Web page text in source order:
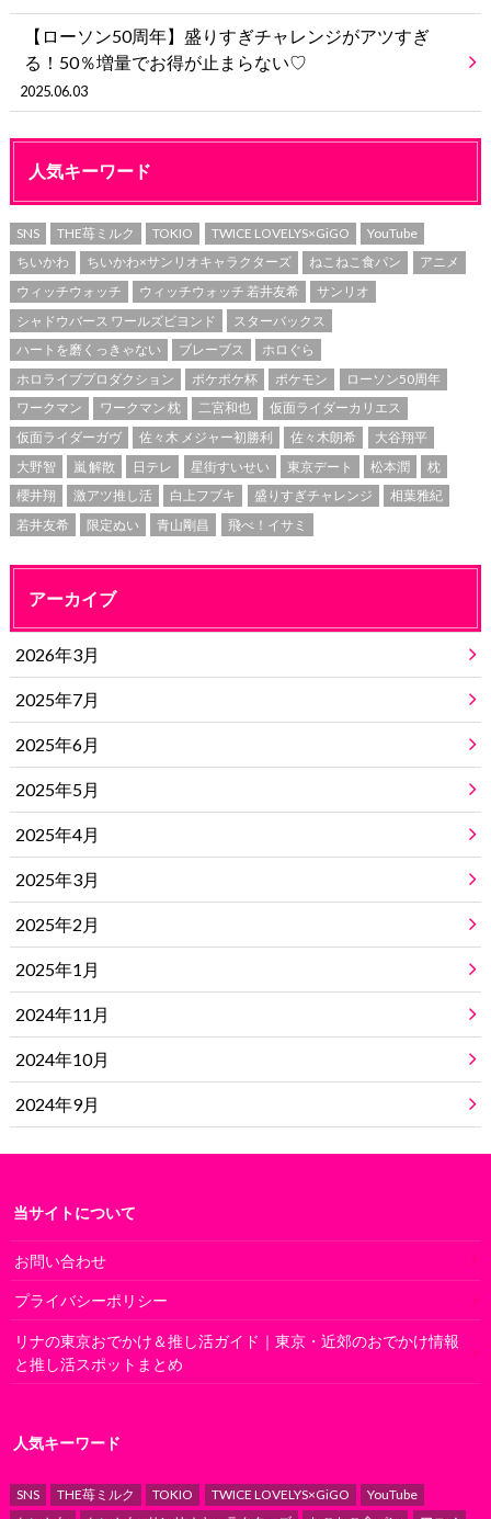
【ローソン50周年】盛りすぎチャレンジがアツすぎ
る！50％増量でお得が止まらない♡
2025.06.03
人気キーワード
SNS THE苺ミルク TOKIO TWICE LOVELYS×GiGO
YouTube
ちいかわ
ちいかわ×サンリオキャラクターズ ねこねこ食パン
アニメ
ウィッチウォッチ
ウィッチウォッチ 若井友希
サンリオ
シャドウバース ワールズビヨンド
スターバックス
ハートを磨くっきゃない
ブレーブス
ホロぐら
ホロライブプロダクション
ポケポケ杯 ポケモン
ローソン50周年
ワークマン
ワークマン 枕 二宮和也
仮面ライダーカリエス
仮面ライダーガヴ
佐々木 メジャー初勝利 佐々木朗希
大谷翔平
大野智
嵐 解散 日テレ 星街すいせい 東京デート 松本潤
枕
櫻井翔
激アツ推し活 白上フブキ 盛りすぎチャレンジ
相葉雅紀
若井友希
限定ぬい 青山剛昌 飛べ！イサミ
アーカイブ
2026年3月
2025年7月
2025年6月
2025年5月
2025年4月
2025年3月
2025年2月
2025年1月
2024年11月
2024年10月
2024年9月
当サイトについて
お問い合わせ
プライバシーポリシー
リナの東京おでかけ＆推し活ガイド｜東京・近郊のおでかけ情報
と推し活スポットまとめ
人気キーワード
SNS THE苺ミルク TOKIO TWICE LOVELYS×GiGO
YouTube